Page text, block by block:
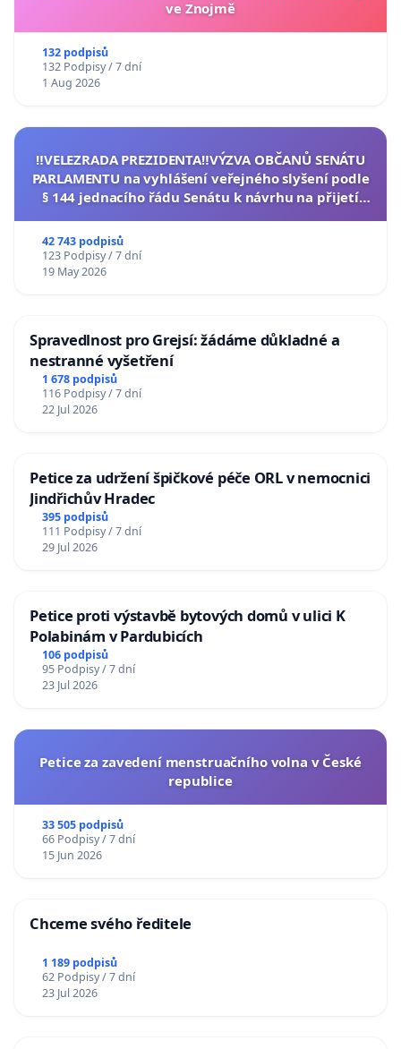
ve Znojmě
132 podpisů
132 Podpisy / 7 dní
1 Aug 2026
‼️VELEZRADA PREZIDENTA‼️VÝZVA OBČANŮ SENÁTU
PARLAMENTU na vyhlášení veřejného slyšení podle
§ 144 jednacího řádu Senátu k návrhu na přijetí
42 743 podpisů
123 Podpisy / 7 dní
19 May 2026
Spravedlnost pro Grejsí: žádáme důkladné a
nestranné vyšetření
1 678 podpisů
116 Podpisy / 7 dní
22 Jul 2026
Petice za udržení špičkové péče ORL v nemocnici
Jindřichův Hradec
395 podpisů
111 Podpisy / 7 dní
29 Jul 2026
Petice proti výstavbě bytových domů v ulici K
Polabinám v Pardubicích
106 podpisů
95 Podpisy / 7 dní
23 Jul 2026
Petice za zavedení menstruačního volna v České
republice
33 505 podpisů
66 Podpisy / 7 dní
15 Jun 2026
Chceme svého ředitele
1 189 podpisů
62 Podpisy / 7 dní
23 Jul 2026